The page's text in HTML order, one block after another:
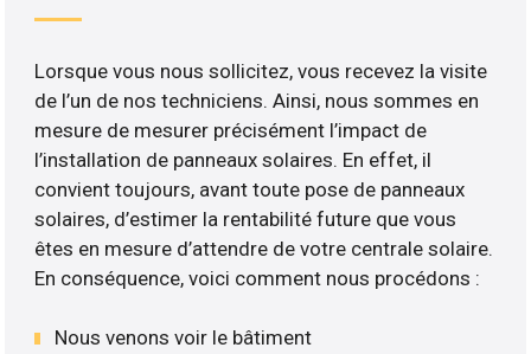
Lorsque vous nous sollicitez, vous recevez la visite
de l’un de nos techniciens. Ainsi, nous sommes en
mesure de mesurer précisément l’impact de
l’installation de panneaux solaires. En effet, il
convient toujours, avant toute pose de panneaux
solaires, d’estimer la rentabilité future que vous
êtes en mesure d’attendre de votre centrale solaire.
En conséquence, voici comment nous procédons :
Nous venons voir le bâtiment